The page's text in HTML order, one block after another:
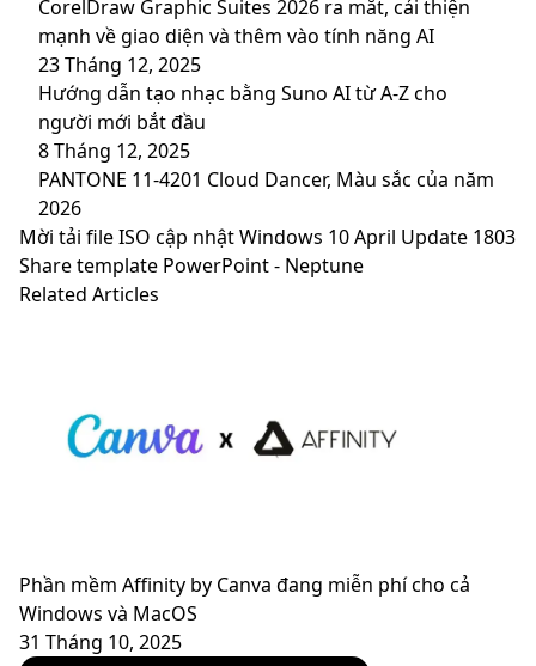
CorelDraw Graphic Suites 2026 ra mắt, cải thiện
mạnh về giao diện và thêm vào tính năng AI
23 Tháng 12, 2025
Hướng dẫn tạo nhạc bằng Suno AI từ A-Z cho
người mới bắt đầu
8 Tháng 12, 2025
PANTONE 11-4201 Cloud Dancer, Màu sắc của năm
2026
Mời
tải
file
Windows
Mời tải file ISO cập nhật Windows 10 April Update 1803
Share
template
Share template PowerPoint - Neptune
Related Articles
Phần mềm Affinity by Canva đang miễn phí cho cả
Windows và MacOS
31 Tháng 10, 2025